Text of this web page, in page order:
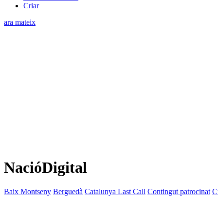
Criar
ara mateix
NacióDigital
Baix Montseny Berguedà Catalunya Last Call Contingut patrocinat